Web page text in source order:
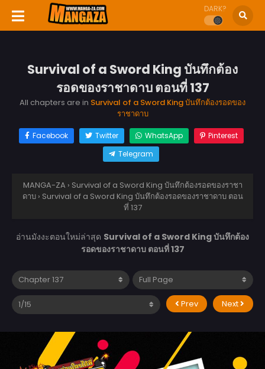
DARK?
Survival of a Sword King บันทึกต้อง
รอดของราชาดาบ ตอนที่ 137
All chapters are in Survival of a Sword King บันทึกต้องรอดของ
ราชาดาบ
Facebook Twitter WhatsApp
Pinterest
Telegram
MANGA-ZA › Survival of a Sword King บันทึกต้องรอดของราชา
ดาบ › Survival of a Sword King บันทึกต้องรอดของราชาดาบ ตอน
ที่ 137
อ่านมังงะตอนใหม่ล่าสุด Survival of a Sword King บันทึกต้อง
รอดของราชาดาบ ตอนที่ 137
Prev Next